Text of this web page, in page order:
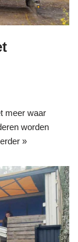
meer waar
worden
»